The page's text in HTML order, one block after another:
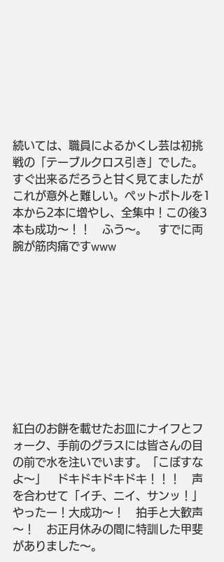
続いては、職員によるかくし芸は初挑
戦の「テーブルクロス引き」でした。
すぐ出来るだろうと甘く見てましたが
これが意外と難しい。ペットボトルを1
本から2本に増やし、全集中！この後3
本も成功～！！　ふう～。　すでに両
腕が筋肉痛ですwww
紅白のお餅を載せたお皿にナイフとフ
ォーク、手前のグラスには皆さんの目
の前で水を注いでいます。「こぼすな
よ～」　ドキドキドキドキ！！！　声
を合わせて「イチ、ニイ、サンッ！」
やったー！大成功～！　拍手と大歓声
～！　お正月休みの間に特訓した甲斐
がありました～。